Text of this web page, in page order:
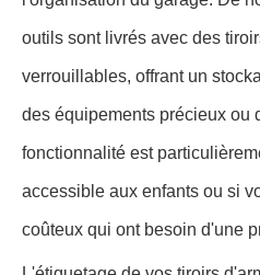
outils sont livrés avec des
verrouillables, offrant un
des équipements précieux ou
fonctionnalité est
accessible aux enfants ou si
coûteux qui ont besoin d'une